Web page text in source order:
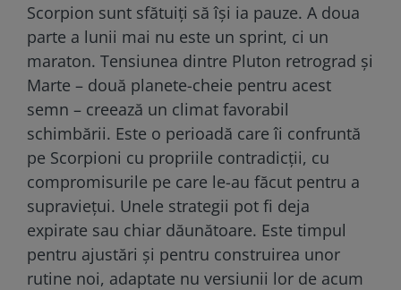
Scorpion sunt sfătuiți să își ia pauze. A doua
parte a lunii mai nu este un sprint, ci un
maraton. Tensiunea dintre Pluton retrograd și
Marte – două planete-cheie pentru acest
semn – creează un climat favorabil
schimbării. Este o perioadă care îi confruntă
pe Scorpioni cu propriile contradicții, cu
compromisurile pe care le-au făcut pentru a
supraviețui. Unele strategii pot fi deja
expirate sau chiar dăunătoare. Este timpul
pentru ajustări și pentru construirea unor
rutine noi, adaptate nu versiunii lor de acum